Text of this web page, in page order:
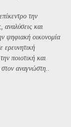
την
αναλύσεις και
ψηφιακή οικονομία
ερευνητική
ποιοτική και
αναγνώστη..